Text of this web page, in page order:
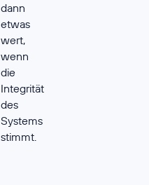
dann
etwas
wert,
wenn
die
Integrität
des
Systems
stimmt.